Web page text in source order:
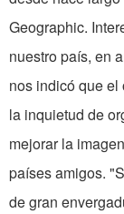
Geographic.
nuestro país, en
nos indicó que
la inquietud de
mejorar la
países amigos.
de gran